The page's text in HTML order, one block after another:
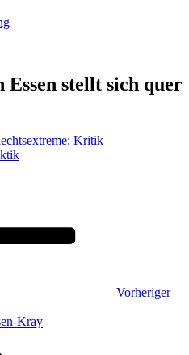
Essen stellt sich quer
Kritik
Vorheriger
Kray